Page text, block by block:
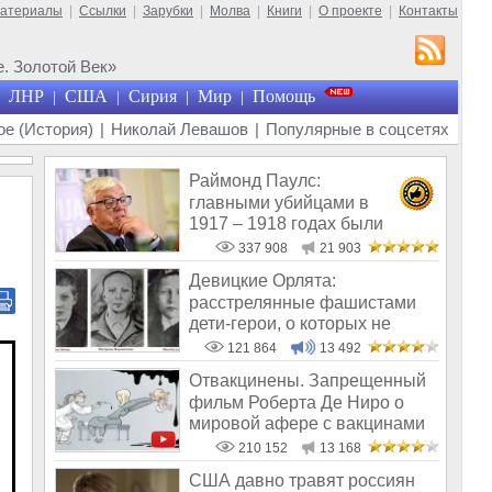
Ссылки Зарубки Молва Книги О проекте Контакты
Золотой Век»
ЛНР | США | Сирия | Мир | Помощь
(История) | Николай Левашов | Популярные в соцсетях
Раймонд Паулс:
главными убийцами в
1917 – 1918 годах были
латыши и евреи, а не русс
337 908 21 903
Девицкие Орлята:
расстрелянные фашистами
дети-герои, о которых не
рассказывают в шк
121 864 13 492
Отвакцинены. Запрещенный
фильм Роберта Де Ниро о
мировой афере с вакцинами
210 152 13 168
США давно травят россиян